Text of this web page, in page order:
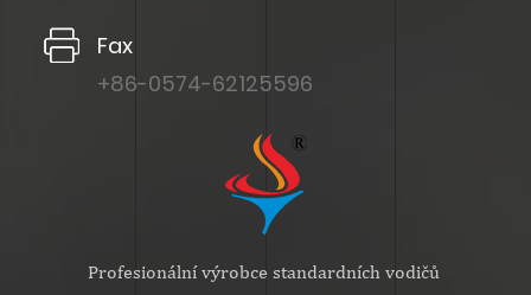
Fax
+86-0574-62125596
Profesionální výrobce standardních vodičů